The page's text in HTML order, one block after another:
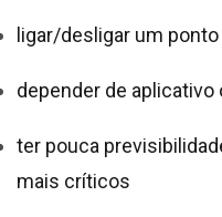
ligar/desligar um
depender de
ter pouca
mais críticos